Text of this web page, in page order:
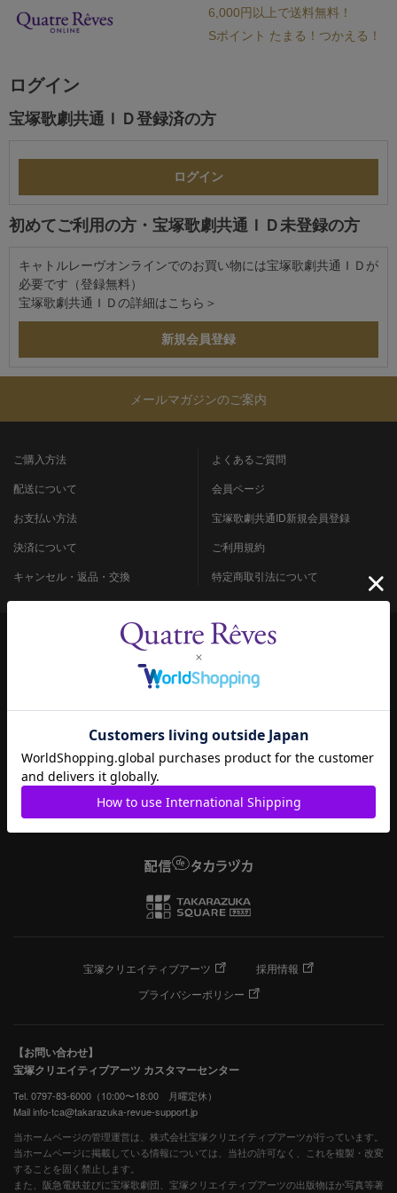
6,000円以上で送料無料！
Sポイント たまる！つかえる！
ログイン
宝塚歌劇共通ＩＤ登録済の方
初めてご利用の方・宝塚歌劇共通ＩＤ未登録の方
キャトルレーヴオンラインでのお買い物には宝塚歌劇共通ＩＤが
必要です（登録無料）
宝塚歌劇共通ＩＤの詳細は こちら＞
メールマガジンのご案内
ご購入方法
配送について
お支払い方法
決済について
キャンセル・返品・交換
よくあるご質問
会員ページ
宝塚歌劇共通ID新規会員登録
ご利用規約
特定商取引法について
宝塚クリエイティブアーツ
採用情報
プライバシーポリシー
【お問い合わせ】
宝塚クリエイティブアーツ カスタマーセンター
Tel. 0797-83-6000（10:00〜18:00 月曜定休）
Mail info-tca@takarazuka-revue-support.jp
当ホームページの管理運営は、株式会社宝塚クリエイティブアーツが行っています。
当ホームページに掲載している情報については、当社の許可なく、これを複製・改変
することを固く禁止します。
また、阪急電鉄並びに宝塚歌劇団、宝塚クリエイティブアーツの出版物ほか写真等著